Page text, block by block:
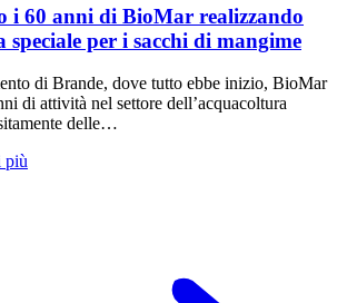
i 60 anni di BioMar realizzando
speciale per i sacchi di mangime
di Brande, dove tutto ebbe inizio, BioMar
di attività nel settore dell’acquacoltura
delle…
più